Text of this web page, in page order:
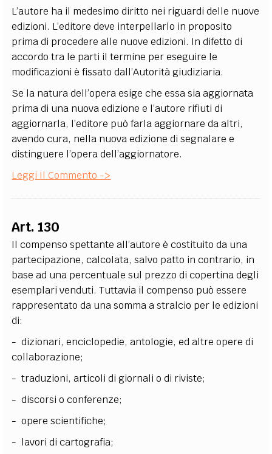
L’autore ha il medesimo diritto nei riguardi delle nuove
edizioni. L’editore deve interpellarlo in proposito
prima di procedere alle nuove edizioni. In difetto di
accordo tra le parti il termine per eseguire le
modificazioni è fissato dall’Autorità giudiziaria.
Se la natura dell’opera esige che essa sia aggiornata
prima di una nuova edizione e l’autore rifiuti di
aggiornarla, l’editore può farla aggiornare da altri,
avendo cura, nella nuova edizione di segnalare e
distinguere l’opera dell’aggiornatore.
Leggi Il Commento ->
Art. 130
Il compenso spettante all’autore è costituito da una
partecipazione, calcolata, salvo patto in contrario, in
base ad una percentuale sul prezzo di copertina degli
esemplari venduti. Tuttavia il compenso può essere
rappresentato da una somma a stralcio per le edizioni
di:
- dizionari, enciclopedie, antologie, ed altre opere di
collaborazione;
- traduzioni, articoli di giornali o di riviste;
- discorsi o conferenze;
- opere scientifiche;
- lavori di cartografia;